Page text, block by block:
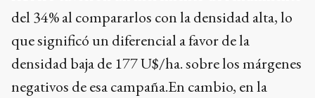
del 34% al compararlos con la densidad alta, lo
que significó un diferencial a favor de la
densidad baja de 177 U$/ha. sobre los márgenes
negativos de esa campaña.En cambio, en la